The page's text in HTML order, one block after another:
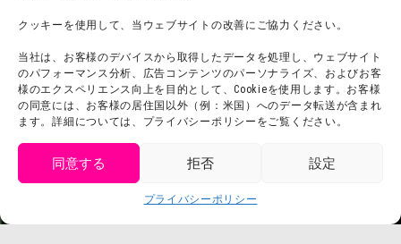
クッキーを使用して、当ウェブサイトの改善にご協力ください。
当社は、お客様のデバイスから取得したデータを処理し、ウェブサイト
のパフォーマンス分析、広告コンテンツのパーソナライズ、およびお客
様のエクスペリエンス向上を目的として、Cookieを使用します。お客様
の同意には、お客様の居住国以外（例：米国）へのデータ転送が含まれ
ます。詳細については、プライバシーポリシーをご覧ください。
同意する 拒否 設定
プライバシーポリシー
お問い合わせ
利用規約
プライバシーポリシー
プレスリリース
会社概要
スタッフ募集